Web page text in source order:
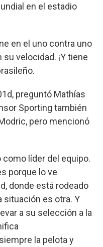
en el estadio
en el uno contra uno
velocidad. ¡Y tiene
preguntó Mathías
Sporting también
pero mencionó
líder del equipo.
porque lo ve
donde está rodeado
situación es otra. Y
a su selección a la
la pelota y